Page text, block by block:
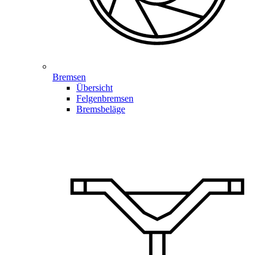
Bremsen
Übersicht
Felgenbremsen
Bremsbeläge